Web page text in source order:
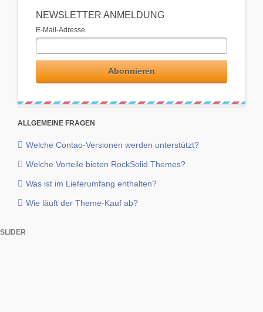
NEWSLETTER ANMELDUNG
E-Mail-Adresse
Abonnieren
ALLGEMEINE FRAGEN
Welche Contao-Versionen werden unterstützt?
Welche Vorteile bieten RockSolid Themes?
Was ist im Lieferumfang enthalten?
Wie läuft der Theme-Kauf ab?
SLIDER